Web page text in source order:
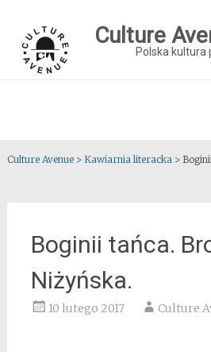
content
Culture
Polska kultura
Culture Avenue> Kawiarnia literacka>
Boginii tańca.
Niżyńska.
10 lutego 2017 Culture